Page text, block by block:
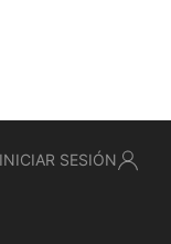
INICIAR SESIÓN